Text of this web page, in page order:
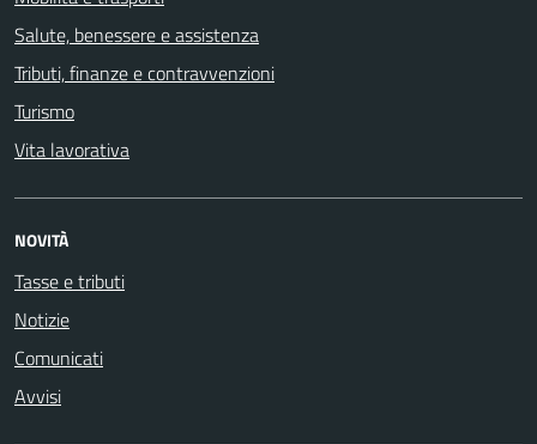
Salute, benessere e assistenza
Tributi, finanze e contravvenzioni
Turismo
Vita lavorativa
NOVITÀ
Tasse e tributi
Notizie
Comunicati
Avvisi